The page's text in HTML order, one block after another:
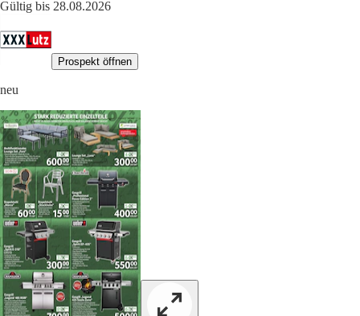
Gültig bis 28.08.2026
Prospekt öffnen
neu